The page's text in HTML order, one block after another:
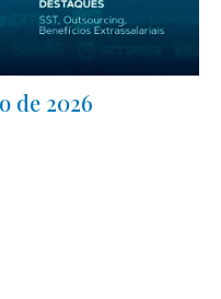
de 2026